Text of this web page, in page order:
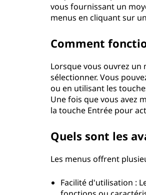
vous fournissant un
menus en cliquant sur
Comment
Lorsque vous ouvrez un
sélectionner. Vous
ou en utilisant les
Une fois que vous avez
la touche Entrée pour
Quels sont les
Les menus offrent
Facilité d'utilisation :